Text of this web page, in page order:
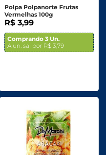
Polpa Polpanorte Frutas
Vermelhas 100g
R$ 3,99
Comprando 3 Un.
A un. sai por R$ 3,79